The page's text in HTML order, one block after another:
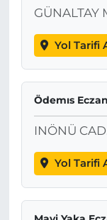
GÜNALTAY
Yol Tarifi
Ödemıs
INÖNÜ
Yol Tarifi